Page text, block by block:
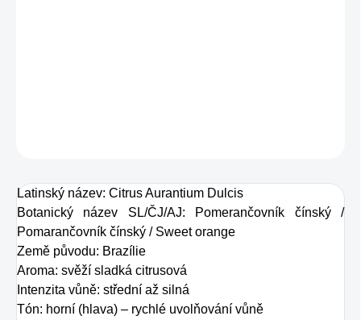
Latinský název: Citrus Aurantium Dulcis
Botanický název SL/ČJ/AJ: Pomerančovník čínský /
Pomarančovník čínský / Sweet orange
Země původu: Brazílie
Aroma: svěží sladká citrusová
Intenzita vůně: střední až silná
Tón: horní (hlava) – rychlé uvolňování vůně